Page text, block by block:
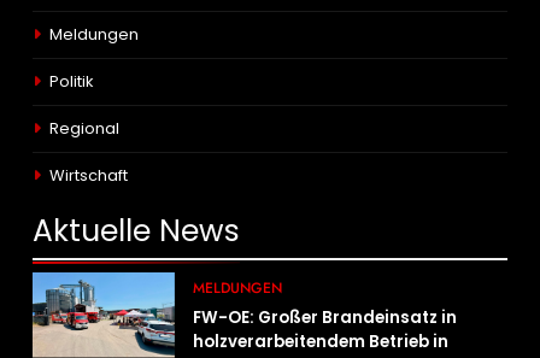
Meldungen
Politik
Regional
Wirtschaft
Aktuelle News
MELDUNGEN
FW-OE: Großer Brandeinsatz in
holzverarbeitendem Betrieb in